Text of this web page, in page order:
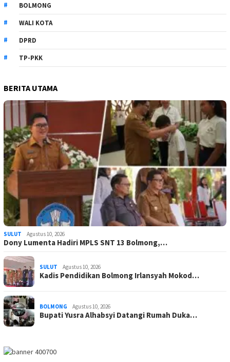
BOLMONG
WALI KOTA
DPRD
TP-PKK
BERITA UTAMA
SULUT Agustus 10, 2026
Dony Lumenta Hadiri MPLS SNT 13 Bolmong,…
SULUT Agustus 10, 2026
Kadis Pendidikan Bolmong Irlansyah Mokod…
BOLMONG Agustus 10, 2026
Bupati Yusra Alhabsyi Datangi Rumah Duka…